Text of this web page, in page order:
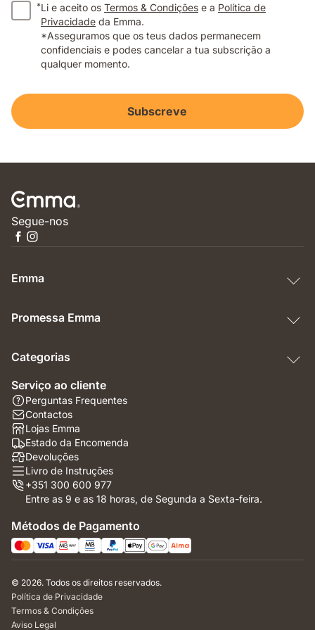
*Li e aceito os Termos & Condições e a Política de
Privacidade da Emma.
*Asseguramos que os teus dados permanecem
confidenciais e podes cancelar a tua subscrição a
qualquer momento.
Subscreve
Segue-nos
Emma
Promessa Emma
Categorias
Serviço ao cliente
Perguntas Frequentes
Contactos
Lojas Emma
Estado da Encomenda
Devoluções
Livro de Instruções
+351 300 600 977
Entre as 9 e as 18 horas, de Segunda a Sexta-feira.
Métodos de Pagamento
© 2026. Todos os direitos reservados.
Política de Privacidade
Termos & Condições
Aviso Legal